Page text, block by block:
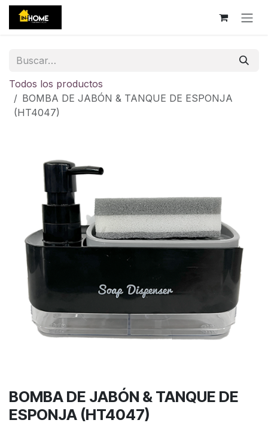
Ir al contenido
Todos los productos
BOMBA DE JABÓN & TANQUE DE ESPONJA
(HT4047)
BOMBA DE JABÓN & TANQUE DE
ESPONJA (HT4047)